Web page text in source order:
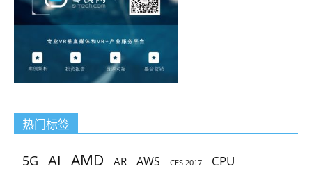
热门标签
5G AI AMD AR AWS CES 2017 CPU